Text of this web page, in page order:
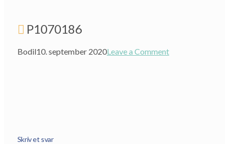
P1070186
Bodil10. september 2020Leave a Comment
Skriv et svar